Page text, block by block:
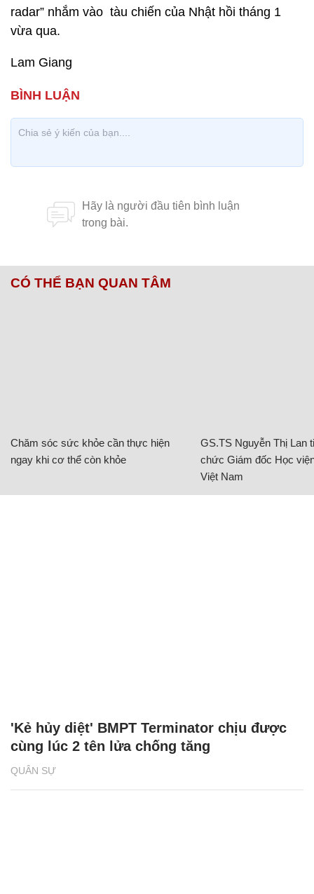
radar” nhắm vào tàu chiến của Nhật hồi tháng 1
vừa qua.
Lam Giang
CÓ THỂ BẠN QUAN TÂM
Chăm sóc sức khỏe cần thực hiện
ngay khi cơ thể còn khỏe
GS.TS Nguyễn Thị Lan
chức Giám đốc Học
Việt Nam
QUÂN SỰ
'Kẻ hủy diệt' BMPT Terminator chịu được
cùng lúc 2 tên lửa chống tăng